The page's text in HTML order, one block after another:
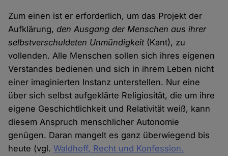
Zum einen ist er erforderlich, um das Projekt der
Aufklärung,den Ausgang der Menschen aus ihrer
selbstverschuldeten Unmündigkeit(Kant), zu
vollenden. Alle Menschen sollen sich ihres eigenen
Verstandes bedienen und sich in ihrem Leben nicht
einer imaginierten Instanz unterstellen. Nur eine
über sich selbst aufgeklärte Religiosität, die um ihre
eigene Geschichtlichkeit und Relativität weiß, kann
diesem Anspruch menschlicher Autonomie
genügen. Daran mangelt es ganz überwiegend bis
heute (vgl.Waldhoff, Recht und Konfession.